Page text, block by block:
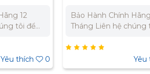
12
– 0945
Yêu thích 0
Bảo Hành Chính
Tháng Liên hệ chúng
án. Miền Bắc : 0989
979 – 0973 106 269
Nam: 0902 303 733 –
Yêu